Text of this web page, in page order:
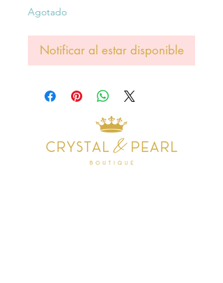
Agotado
Notificar al estar disponible